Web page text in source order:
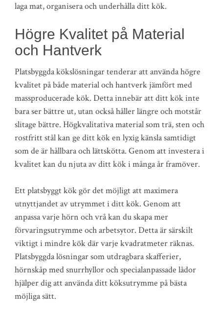
laga mat, organisera och underhålla ditt kök.
Högre Kvalitet på Material
och Hantverk
Platsbyggda kökslösningar tenderar att använda högre
kvalitet på både material och hantverk jämfört med
massproducerade kök. Detta innebär att ditt kök inte
bara ser bättre ut, utan också håller längre och motstår
slitage bättre. Högkvalitativa material som trä, sten och
rostfritt stål kan ge ditt kök en lyxig känsla samtidigt
som de är hållbara och lättskötta. Genom att investera i
kvalitet kan du njuta av ditt kök i många år framöver.
Ett platsbyggt kök gör det möjligt att maximera
utnyttjandet av utrymmet i ditt kök. Genom att
anpassa varje hörn och vrå kan du skapa mer
förvaringsutrymme och arbetsytor. Detta är särskilt
viktigt i mindre kök där varje kvadratmeter räknas.
Platsbyggda lösningar som utdragbara skafferier,
hörnskåp med snurrhyllor och specialanpassade lådor
hjälper dig att använda ditt köksutrymme på bästa
möjliga sätt.